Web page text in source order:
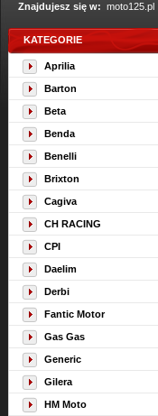
Znajdujesz się w: moto125.pl
KATEGORIE
Aprilia
Barton
Beta
Benda
Benelli
Brixton
Cagiva
CH RACING
CPI
Daelim
Derbi
Fantic Motor
Gas Gas
Generic
Gilera
HM Moto